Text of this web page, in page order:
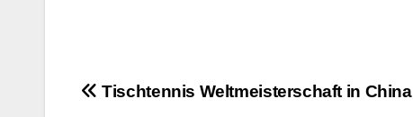
Beitragsnavigation
Tischtennis Weltmeisterschaft in China